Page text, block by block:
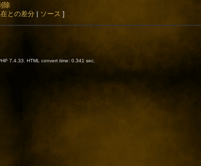
除
との差分 | ソース ]
7.4.33. HTML convert time: 0.341 sec.